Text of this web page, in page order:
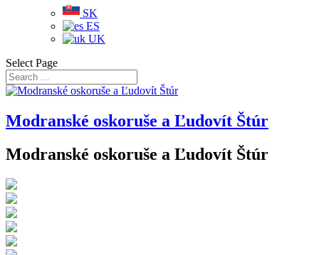
SK
ES
UK
Select Page
Modranské oskoruše a Ľudovít Štúr
Modranské oskoruše a Ľudovít Štúr